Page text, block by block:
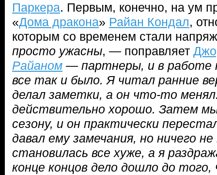
Паркера. Первым, конечно, на ум
«Дома дракона» Райан Кондал,
которым со временем стали
просто ужасны, — поправляет
Райаном — партнеры, и в работе
все так и было. Я читал ранние
делал заметки, а он что-то
действительно хорошо. Затем
сезону, и он практически
давал ему замечания, но ничего
становилась все хуже, а я
конце концов дело дошло до